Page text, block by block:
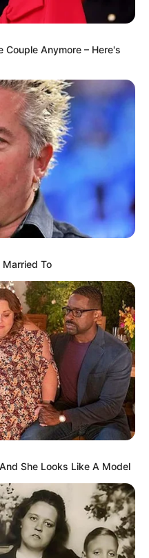
Couple Anymore – Here's
Married To
She Looks Like A Model